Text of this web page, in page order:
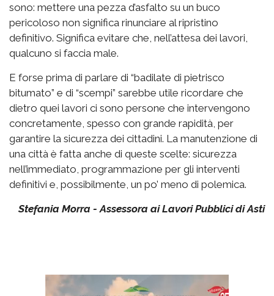
sono: mettere una pezza d’asfalto su un buco
pericoloso non significa rinunciare al ripristino
definitivo. Significa evitare che, nell’attesa dei lavori,
qualcuno si faccia male.
E forse prima di parlare di “badilate di pietrisco
bitumato” e di “scempi” sarebbe utile ricordare che
dietro quei lavori ci sono persone che intervengono
concretamente, spesso con grande rapidità, per
garantire la sicurezza dei cittadini. La manutenzione di
una città è fatta anche di queste scelte: sicurezza
nell’immediato, programmazione per gli interventi
definitivi e, possibilmente, un po’ meno di polemica.
Stefania Morra - Assessora ai Lavori Pubblici di Asti